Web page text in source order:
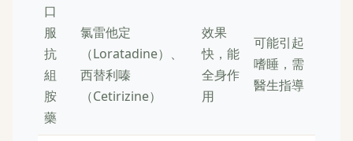
口
服
抗
組
胺
藥
氯雷他定
（Loratadine）、
西替利嗪
（Cetirizine）
效果
快，能
全身作
用
可能引起
嗜睡，需
醫生指導